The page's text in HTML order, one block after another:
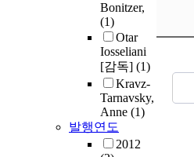
Bonitzer,
(1)
Otar
Iosseliani
[감독] (1)
Kravz-
Tarnavsky,
Anne (1)
발행연도
2012